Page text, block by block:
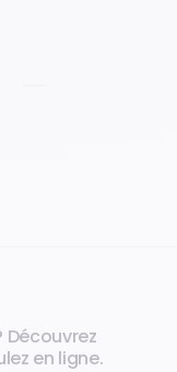
Découvrez
en ligne.